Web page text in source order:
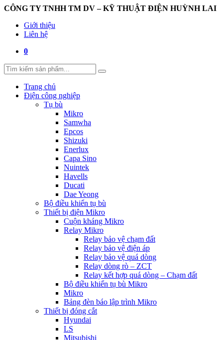
CÔNG TY TNHH TM DV – KỸ THUẬT ĐIỆN HUỲNH LAI
Giới thiệu
Liên hệ
0
Trang chủ
Điện công nghiệp
Tụ bù
Mikro
Samwha
Epcos
Shizuki
Enerlux
Capa Sino
Nuintek
Havells
Ducati
Dae Yeong
Bộ điều khiển tụ bù
Thiết bị điện Mikro
Cuộn kháng Mikro
Relay Mikro
Relay bảo vệ chạm đất
Relay bảo vệ điện áp
Relay bảo vệ quá dòng
Relay dòng rò – ZCT
Relay kết hợp quá dòng – Chạm đất
Bộ điều khiển tụ bù Mikro
Mikro
Bảng đèn báo lập trình Mikro
Thiết bị đóng cắt
Hyundai
LS
Mitsubishi